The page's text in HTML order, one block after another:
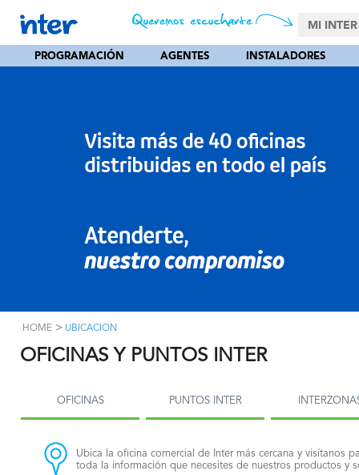
MI INTER
PROGRAMACIÓN AGENTES INSTALADORES
HOME > UBICACION
OFICINAS Y PUNTOS INTER
OFICINAS PUNTOS INTER
Ubica la oficina comercial de Inter más cercana y visítanos
toda la información que necesites de nuestros productos y